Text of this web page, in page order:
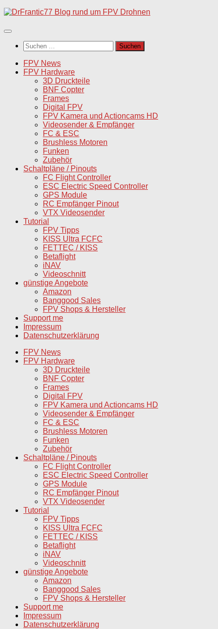
Unter
Inhalt
Suchen
nach:
FPV News
FPV Hardware
3D Druckteile
BNF Copter
Frames
Digital FPV
FPV Kamera und Actioncams HD
Videosender & Empfänger
FC & ESC
Brushless Motoren
Funken
Zubehör
Schaltpläne / Pinouts
FC Flight Controller
ESC Electric Speed Controller
GPS Module
RC Empfänger Pinout
VTX Videosender
Tutorial
FPV Tipps
KISS Ultra FCFC
FETTEC / KISS
Betaflight
iNAV
Videoschnitt
günstige Angebote
Amazon
Banggood Sales
FPV Shops & Hersteller
Support me
Impressum
Datenschutzerklärung
FPV News
FPV Hardware
3D Druckteile
BNF Copter
Frames
Digital FPV
FPV Kamera und Actioncams HD
Videosender & Empfänger
FC & ESC
Brushless Motoren
Funken
Zubehör
Schaltpläne / Pinouts
FC Flight Controller
ESC Electric Speed Controller
GPS Module
RC Empfänger Pinout
VTX Videosender
Tutorial
FPV Tipps
KISS Ultra FCFC
FETTEC / KISS
Betaflight
iNAV
Videoschnitt
günstige Angebote
Amazon
Banggood Sales
FPV Shops & Hersteller
Support me
Impressum
Datenschutzerklärung